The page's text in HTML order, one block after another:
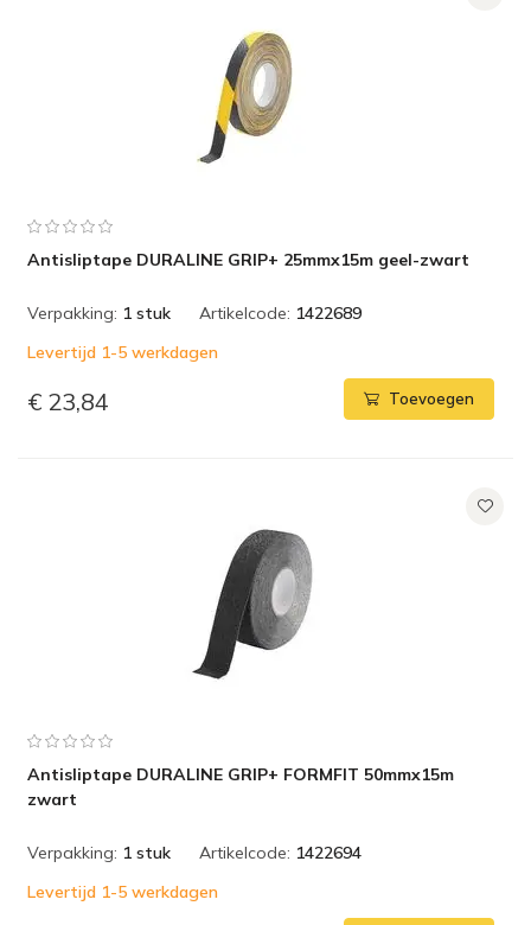
Antisliptape DURALINE GRIP+ 25mmx15m geel-zwart
Verpakking: 1 stuk Artikelcode: 1422689
Levertijd 1-5 werkdagen
€ 23,84 Toevoegen
Antisliptape DURALINE GRIP+ FORMFIT 50mmx15m
zwart
Verpakking: 1 stuk Artikelcode: 1422694
Levertijd 1-5 werkdagen